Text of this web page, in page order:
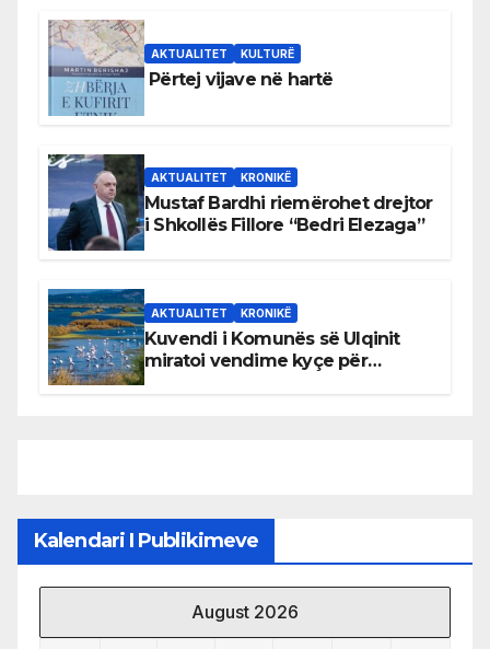
AKTUALITET KULTURË
Përtej vijave në hartë
AKTUALITET KRONIKË
Mustaf Bardhi riemërohet drejtor
i Shkollës Fillore “Bedri Elezaga”
AKTUALITET KRONIKË
Kuvendi i Komunës së Ulqinit
miratoi vendime kyçe për
Kalendari I Publikimeve
August 2026